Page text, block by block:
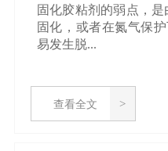
固化胶粘剂的弱点，
固化，或者在氮气保
易发生脱...
查看全文